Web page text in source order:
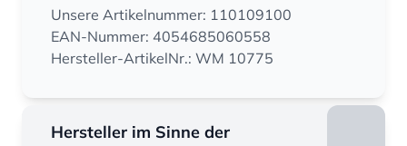
Unsere Artikelnummer: 110109100
EAN-Nummer: 4054685060558
Hersteller-ArtikelNr.: WM 10775
Hersteller im Sinne der